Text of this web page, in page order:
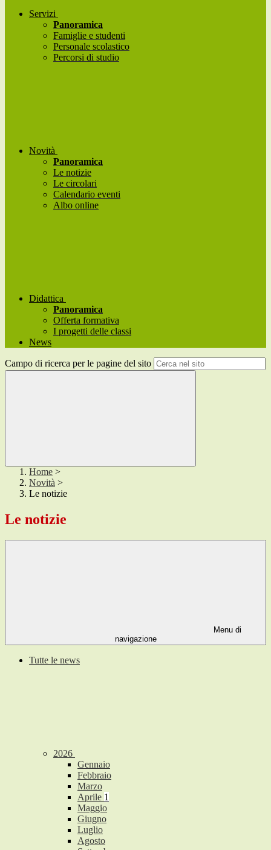
Servizi
Panoramica
Famiglie e studenti
Personale scolastico
Percorsi di studio
Novità
Panoramica
Le notizie
Le circolari
Calendario eventi
Albo online
Didattica
Panoramica
Offerta formativa
I progetti delle classi
News
Campo di ricerca per le pagine del sito
Home >
Novità >
Le notizie
Le notizie
Menu di
navigazione
Tutte le news
2026
Gennaio
Febbraio
Marzo
Aprile 1
Maggio
Giugno
Luglio
Agosto